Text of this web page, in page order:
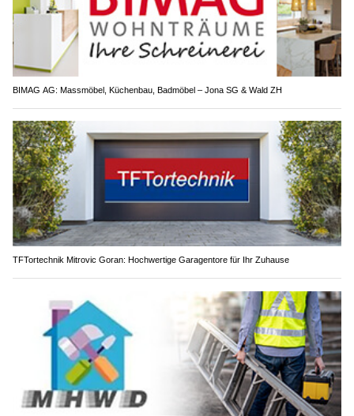
BIMAG AG: Massmöbel, Küchenbau, Badmöbel – Jona SG & Wald ZH
TFTortechnik Mitrovic Goran: Hochwertige Garagentore für Ihr Zuhause